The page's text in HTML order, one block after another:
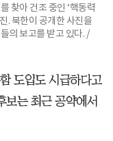
찾아 건조 중인 ‘핵동력
. 북한이 공개한 사진을
의 보고를 받고 있다. /
도입도 시급하다고
보는 최근 공약에서